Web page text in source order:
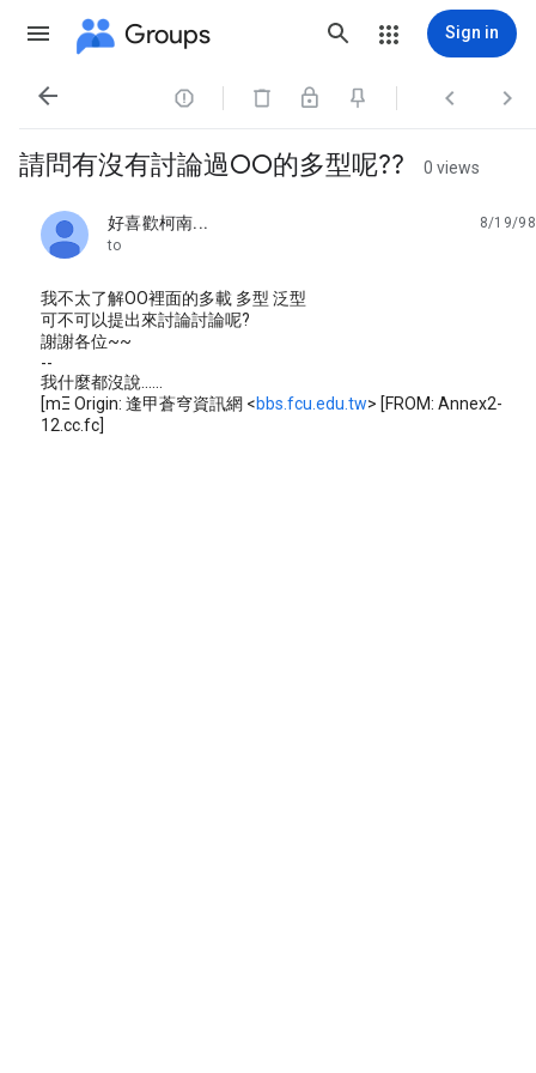
Groups Sign in
   
請問有沒有討論過OO的多型呢?? 0 views
好喜歡柯南...
unread,
8/19/98
to
我不太了解OO裡面的多載 多型 泛型
可不可以提出來討論討論呢?
謝謝各位~~
--
我什麼都沒說......
[mΞ Origin: 逢甲蒼穹資訊網 <bbs.fcu.edu.tw> [FROM: Annex2-
12.cc.fc]